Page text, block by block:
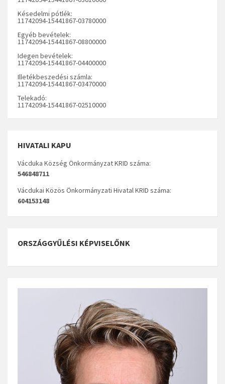
Késedelmi pótlék:
11742094-15441867-03780000
Egyéb bevételek:
11742094-15441867-08800000
Idegen bevételek:
11742094-15441867-04400000
Illetékbeszedési számla:
11742094-15441867-03470000
Telekadó:
11742094-15441867-02510000
HIVATALI KAPU
Vácduka Község Önkormányzat KRID száma:
546848711
Vácdukai Közös Önkormányzati Hivatal KRID száma:
604153148
ORSZÁGGYŰLÉSI KÉPVISELŐNK